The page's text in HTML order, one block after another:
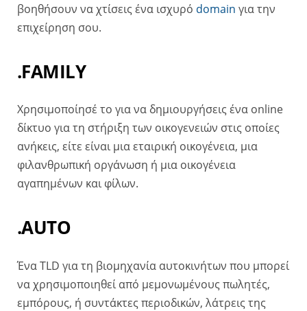
βοηθήσουν να χτίσεις ένα ισχυρό domain για την
επιχείρηση σου.
.FAMILY
Χρησιμοποίησέ το για να δημιουργήσεις ένα online
δίκτυο για τη στήριξη των οικογενειών στις οποίες
ανήκεις, είτε είναι μια εταιρική οικογένεια, μια
φιλανθρωπική οργάνωση ή μια οικογένεια
αγαπημένων και φίλων.
.AUTO
Ένα TLD για τη βιομηχανία αυτοκινήτων που μπορεί
να χρησιμοποιηθεί από μεμονωμένους πωλητές,
εμπόρους, ή συντάκτες περιοδικών, λάτρεις της